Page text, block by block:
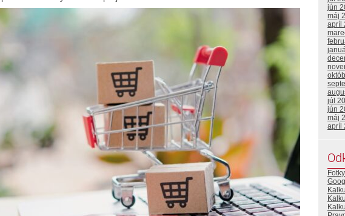
jún
máj
apríl
júl
jún
máj
apríl
Fotky